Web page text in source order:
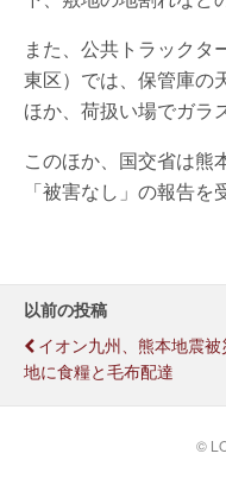
また、公共トラックタ
東区）では、保管庫の
ほか、荷扱い場でガラ
このほか、国交省は熊
「被害なし」の報告を
以前の投稿
イオン九州、熊本地震被
地に食糧と毛布配達
©